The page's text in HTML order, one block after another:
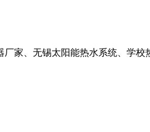
厂家、无锡太阳能热水系统、学校